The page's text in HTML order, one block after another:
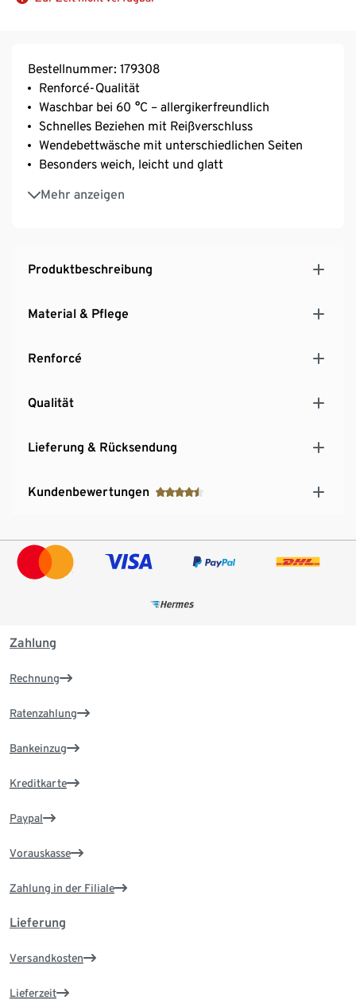
Bestellnummer: 179308
Renforcé-Qualität
Waschbar bei 60 °C – allergikerfreundlich
Schnelles Beziehen mit Reißverschluss
Wendebettwäsche mit unterschiedlichen Seiten
Besonders weich, leicht und glatt
Mehr anzeigen
Strapazierfähig durch dicht gewebte Fasern
Temperaturausgleichend und saugfähig
Produktbeschreibung
Material & Pflege
Renforcé
Qualität
Lieferung & Rücksendung
Kundenbewertungen
Zahlung
Rechnung
Ratenzahlung
Bankeinzug
Kreditkarte
Paypal
Vorauskasse
Zahlung in der Filiale
Lieferung
Versandkosten
Lieferzeit